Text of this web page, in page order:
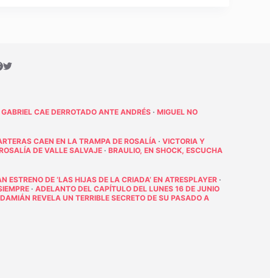
GABRIEL CAE DERROTADO ANTE ANDRÉS ·MIGUEL NO
CAEN EN LA TRAMPA DE ROSALÍA ·VICTORIA Y
DE VALLE SALVAJE ·BRAULIO, EN SHOCK, ESCUCHA
ESTRENO DE ‘LAS HIJAS DE LA CRIADA’ EN ATRESPLAYER ·
·ADELANTO DEL CAPÍTULO DEL LUNES 16 DE JUNIO
DAMIÁN REVELA UN TERRIBLE SECRETO DE SU PASADO A